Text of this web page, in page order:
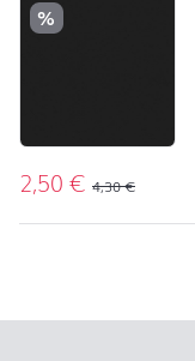
%
2,50€ 4,30€